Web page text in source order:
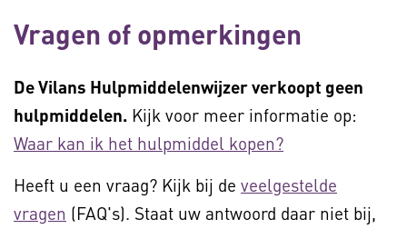
Vragen of opmerkingen
De Vilans Hulpmiddelenwijzer verkoopt geen
hulpmiddelen. Kijk voor meer informatie op:
Waar kan ik het hulpmiddel kopen?
Heeft u een vraag? Kijk bij de veelgestelde
vragen (FAQ's). Staat uw antwoord daar niet bij,